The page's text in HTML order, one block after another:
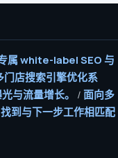
属 white-label SEO 与
店搜索引擎优化系
与流量增长。 / 面向多
找到与下一步工作相匹配